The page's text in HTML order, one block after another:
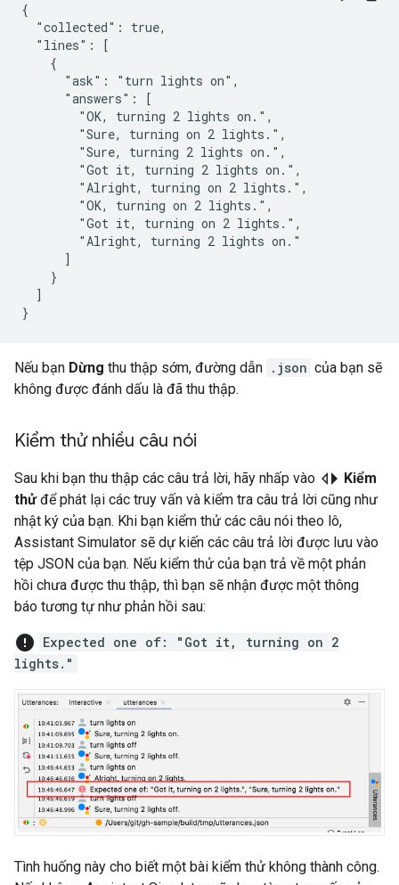
{
  "collected": true,
  "lines": [
    {
      "ask": "turn lights on",
      "answers": [
        "OK, turning 2 lights on.",
        "Sure, turning on 2 lights.",
        "Sure, turning 2 lights on.",
        "Got it, turning 2 lights on.",
        "Alright, turning on 2 lights.",
        "OK, turning on 2 lights.",
        "Got it, turning on 2 lights.",
        "Alright, turning 2 lights on."
      ]
    }
  ]
Nếu bạn Dừng thu thập sớm, đường dẫn .json của bạn sẽ
không được đánh dấu là đã thu thập.
Kiểm thử nhiều câu nói
Sau khi bạn thu thập các câu trả lời, hãy nhấp vào switch_left Kiểm
thửđể phát lại các truy vấn và kiểm tra câu trả lời cũng như
nhật ký của bạn. Khi bạn kiểm thử các câu nói theo lô,
Assistant Simulator sẽ dự kiến các câu trả lời được lưu vào
tệp JSON của bạn. Nếu kiểm thử của bạn trả về một phản
hồi chưa được thu thập, thì bạn sẽ nhận được một thông
báo tương tự như phản hồi sau:
error Expected one of: "Got it, turning on 2
lights."
Tình huống này cho biết một bài kiểm thử không thành công.